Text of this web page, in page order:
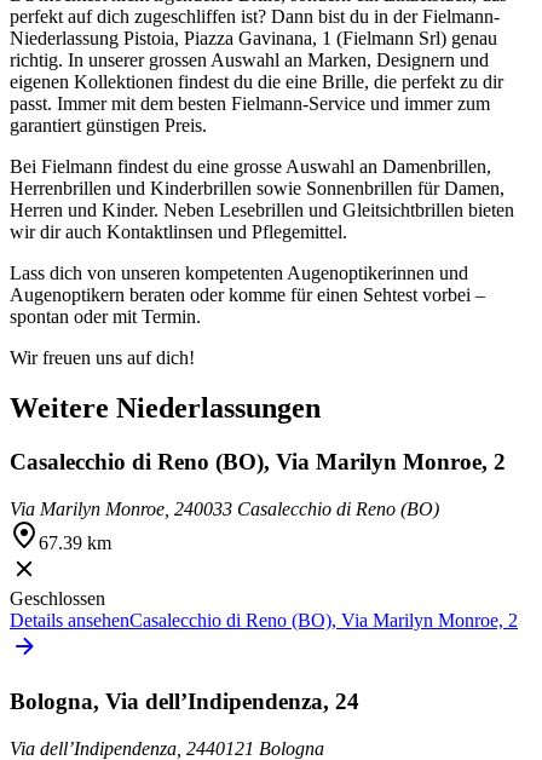
perfekt auf dich zugeschliffen ist? Dann bist du in der Fielmann-
Niederlassung Pistoia, Piazza Gavinana, 1 (Fielmann Srl) genau
richtig. In unserer grossen Auswahl an Marken, Designern und
eigenen Kollektionen findest du die eine Brille, die perfekt zu dir
passt. Immer mit dem besten Fielmann-Service und immer zum
garantiert günstigen Preis.
Bei Fielmann findest du eine grosse Auswahl an Damenbrillen,
Herrenbrillen und Kinderbrillen sowie Sonnenbrillen für Damen,
Herren und Kinder. Neben Lesebrillen und Gleitsichtbrillen bieten
wir dir auch Kontaktlinsen und Pflegemittel.
Lass dich von unseren kompetenten Augenoptikerinnen und
Augenoptikern beraten oder komme für einen Sehtest vorbei –
spontan oder mit Termin.
Wir freuen uns auf dich!
Weitere Niederlassungen
Casalecchio di Reno (BO), Via Marilyn Monroe, 2
Via Marilyn Monroe, 240033 Casalecchio di Reno (BO)
67.39 km
Geschlossen
Details ansehenCasalecchio di Reno (BO), Via Marilyn Monroe, 2
Bologna, Via dell’Indipendenza, 24
Via dell’Indipendenza, 2440121 Bologna